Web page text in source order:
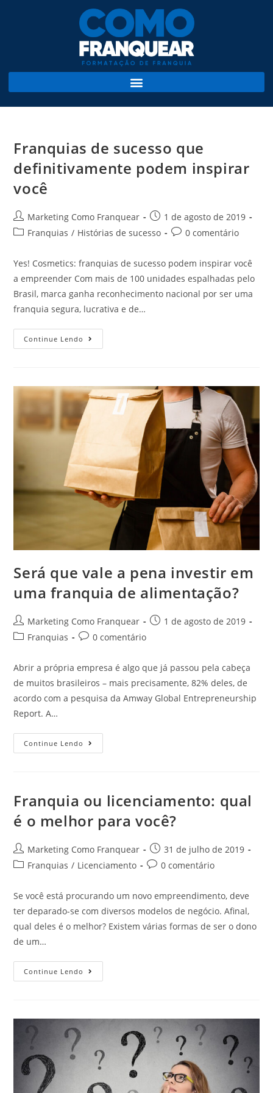
Franquias de sucesso que
definitivamente podem inspirar
você
Marketing Como Franquear
1 de agosto de 2019
Franquias / Histórias de sucesso 0 comentário
Yes! Cosmetics: franquias de sucesso podem inspirar você
a empreender Com mais de 100 unidades espalhadas pelo
Brasil, marca ganha reconhecimento nacional por ser uma
franquia segura, lucrativa e de…
Continue Lendo
Será que vale a pena investir em
uma franquia de alimentação?
Marketing Como Franquear
1 de agosto de 2019
Franquias
0 comentário
Abrir a própria empresa é algo que já passou pela cabeça
de muitos brasileiros – mais precisamente, 82% deles, de
acordo com a pesquisa da Amway Global Entrepreneurship
Report. A…
Continue Lendo
Franquia ou licenciamento: qual
é o melhor para você?
Marketing Como Franquear
31 de julho de 2019
Franquias / Licenciamento 0 comentário
Se você está procurando um novo empreendimento, deve
ter deparado-se com diversos modelos de negócio. Afinal,
qual deles é o melhor? Existem várias formas de ser o dono
de um…
Continue Lendo